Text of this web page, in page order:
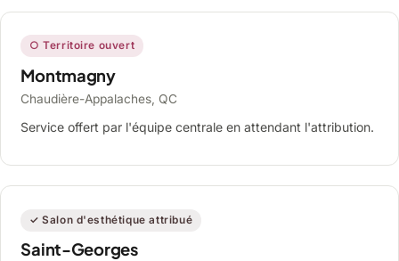
○ Territoire ouvert
Montmagny
Chaudière-Appalaches, QC
Service offert par l'équipe centrale en attendant l'attribution.
✓ Salon d'esthétique attribué
Saint-Georges